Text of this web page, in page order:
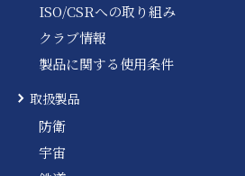
ISO/CSRへの取り組み
クラブ情報
製品に関する使用条件
取扱製品
防衛
宇宙